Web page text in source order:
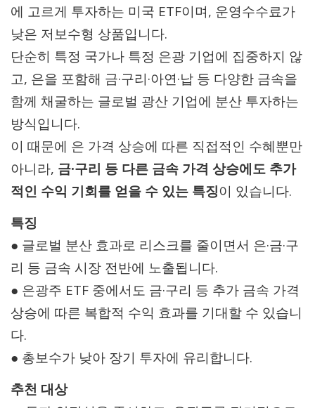
에 고르게 투자하는 미국 ETF이며, 운영수수료가
낮은 저보수형 상품입니다.
단순히 특정 국가나 특정 은광 기업에 집중하지 않
고, 은을 포함해 금·구리·아연·납 등 다양한 금속을
함께 채굴하는 글로벌 광산 기업에 분산 투자하는
방식입니다.
이 때문에 은 가격 상승에 따른 직접적인 수혜뿐만
아니라, 금·구리 등 다른 금속 가격 상승에도 추가
적인 수익 기회를 얻을 수 있는 특징이 있습니다.
특징
● 글로벌 분산 효과로 리스크를 줄이면서 은·금·구
리 등 금속 시장 전반에 노출됩니다.
● 은광주 ETF 중에서도 금·구리 등 추가 금속 가격
상승에 따른 복합적 수익 효과를 기대할 수 있습니
다.
● 총보수가 낮아 장기 투자에 유리합니다.
추천 대상